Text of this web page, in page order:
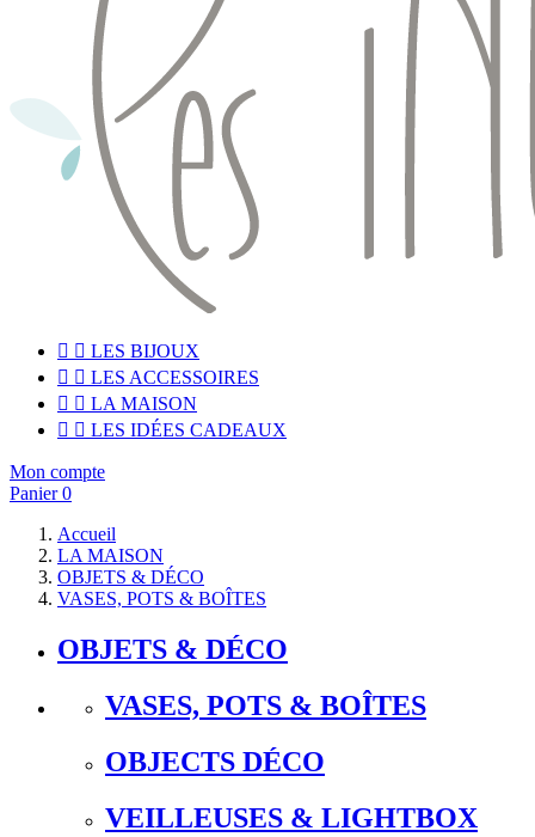
  LES BIJOUX
  LES ACCESSOIRES
  LA MAISON
  LES IDÉES CADEAUX
Mon compte
Panier 0
Accueil
LA MAISON
OBJETS & DÉCO
VASES, POTS & BOÎTES
OBJETS & DÉCO
VASES, POTS & BOÎTES
OBJECTS DÉCO
VEILLEUSES & LIGHTBOX